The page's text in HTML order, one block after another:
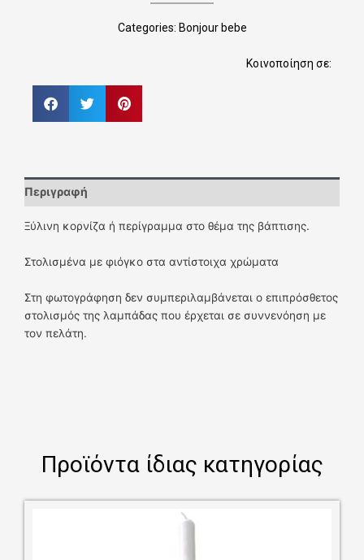
Categories: Bonjour bebe
Κοινοποίηση σε:
Περιγραφή
Ξύλινη κορνίζα ή περίγραμμα στο θέμα της βάπτισης.
Στολισμένα με φιόγκο στα αντίστοιχα χρώματα
Στη φωτογράφηση δεν συμπεριλαμβάνεται ο επιπρόσθετος
στολισμός της λαμπάδας που έρχεται σε συννενόηση με
τον πελάτη.
Προϊόντα ίδιας κατηγορίας